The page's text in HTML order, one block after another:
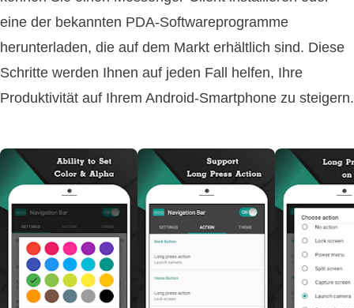
eine der bekannten PDA-Softwareprogramme
herunterladen, die auf dem Markt erhältlich sind. Diese
Schritte werden Ihnen auf jeden Fall helfen, Ihre
Produktivität auf Ihrem Android-Smartphone zu steigern.